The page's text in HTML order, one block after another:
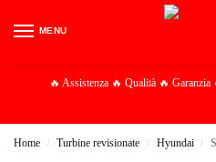
MENU
🔥 Assistenza 🔥 Qualità 🔥
Home / Turbine revisionate / Hyundai /